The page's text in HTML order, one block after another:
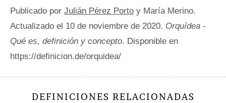
Publicado por Julián Pérez Porto y María Merino.
Actualizado el 10 de noviembre de 2020. Orquídea -
Qué es, definición y concepto. Disponible en
https://definicion.de/orquidea/
DEFINICIONES RELACIONADAS